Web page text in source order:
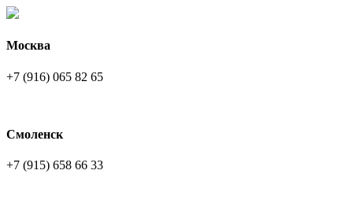
Москва
+7 (916) 065 82 65
Смоленск
+7 (915) 658 66 33